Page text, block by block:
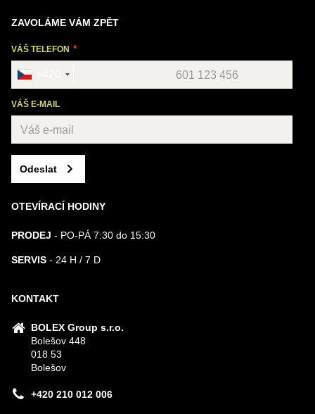
ZAVOLÁME VÁM ZPĚT
VÁŠ TELEFON
VÁŠ E-MAIL
Odeslat
OTEVÍRACÍ HODINY
PRODEJ - PO-PÁ 7:30 do 15:30
SERVIS - 24 H / 7 D
KONTAKT
BOLEX Group s.r.o.
Bolešov 448
018 53
Bolešov
+420 210 012 006